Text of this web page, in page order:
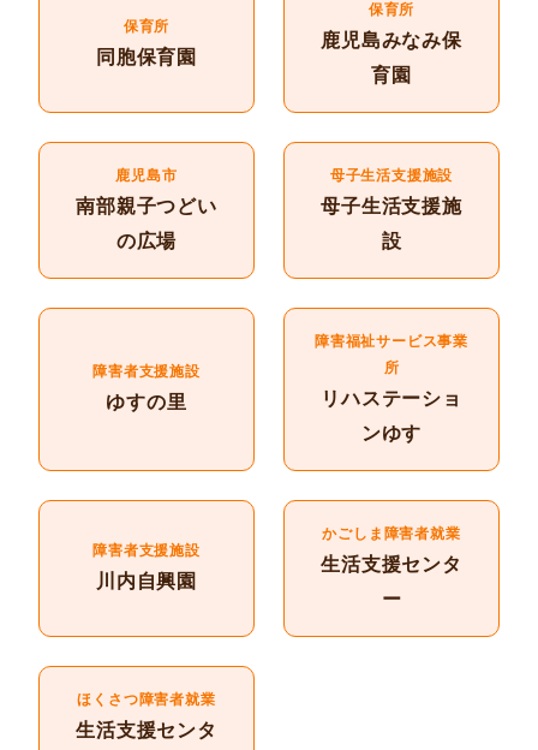
保育所
同胞保育園
保育所
鹿児島みなみ保
育園
鹿児島市
南部親子つどい
の広場
母子生活支援施設
母子生活支援施
設
障害者支援施設
ゆすの里
障害福祉サービス事業
所
リハステーショ
ンゆす
障害者支援施設
川内自興園
かごしま障害者就業
生活支援センタ
ー
ほくさつ障害者就業
生活支援センタ